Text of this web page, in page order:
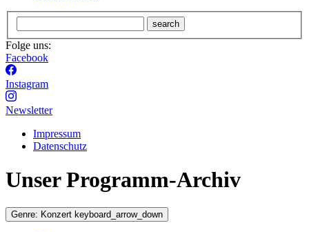
search
Folge uns:
Facebook
Instagram
Newsletter
Impressum
Datenschutz
Unser Programm-Archiv
Genre: Konzert keyboard_arrow_down